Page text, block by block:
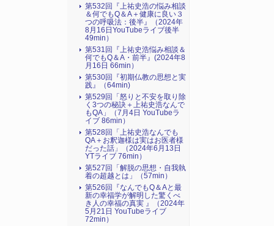
第532回『上祐史浩の悩み相談
＆何でもQ＆A＋健康に良い３
つの呼吸法：後半』（2024年
8月16日YouTubeライブ後半
49min）
第531回『上祐史浩悩み相談＆
何でもQ＆A・前半』(2024年8
月16日 66min）
第530回『初期仏教の思想と実
践』（64min)
第529回「怒りと不安を取り除
く3つの秘訣＋上祐史浩なんで
もQA」（7月4日 YouTubeラ
イブ 86min）
第528回「上祐史浩なんでも
QA＋お釈迦様は実はお医者様
だった話」（2024年6月13日
YTライブ 76min）
第527回「解脱の思想・自我執
着の超越とは」（57min）
第526回『なんでもQ＆Aと最
新の幸福学が解明した驚くべ
き人の幸福の真実 』（2024年
5月21日 YouTubeライブ
72min）